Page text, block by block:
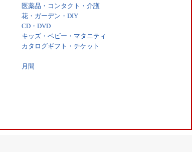
医薬品・コンタクト・介護
花・ガーデン・DIY
CD・DVD
キッズ・ベビー・マタニティ
カタログギフト・チケット
月間